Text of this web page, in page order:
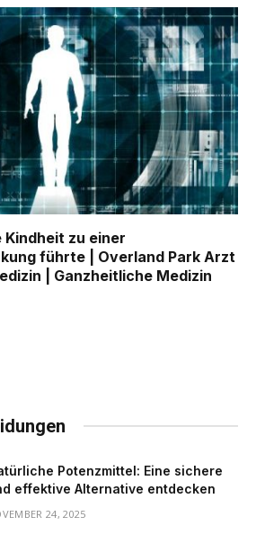
zu einer
führte | Overland Park Arzt
| Ganzheitliche Medizin
Potenzmittel: Eine sichere
effektive Alternative entdecken
24, 2025